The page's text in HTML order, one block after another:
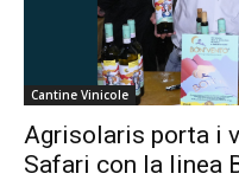
Cantine Vinicole
Agrisolaris porta i
Safari con la linea